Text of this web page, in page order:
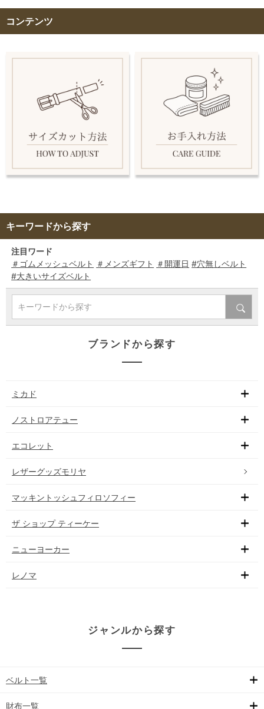
コンテンツ
キーワードから探す
注目ワード
＃ゴムメッシュベルト ＃メンズギフト ＃開運日 #穴無しベルト
#大きいサイズベルト
キーワードから探す
ブランドから探す
ミカド
ノストロアテュー
エコレット
レザーグッズモリヤ
マッキントッシュフィロソフィー
ザ ショップ ティーケー
ニューヨーカー
レノマ
ジャンルから探す
ベルト一覧
財布一覧